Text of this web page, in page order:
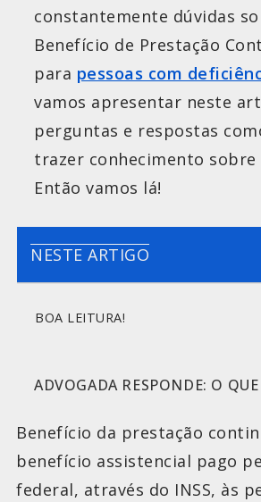
constantemente dúvidas
Benefício de Prestação
para pessoas com
vamos apresentar neste
perguntas e respostas
trazer conhecimento sobre
Então vamos lá!
NESTE ARTIGO
BOA LEITURA!
ADVOGADA RESPONDE: O QUE
Benefício da prestação
benefício assistencial pago
federal, através do INSS, às